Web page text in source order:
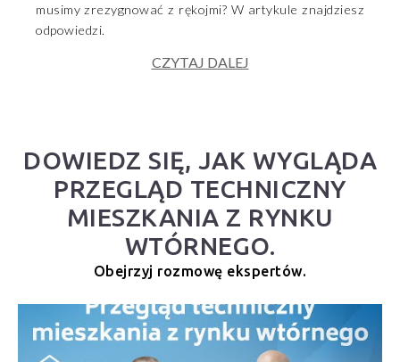
musimy zrezygnować z rękojmi? W artykule znajdziesz
odpowiedzi.
CZYTAJ DALEJ
DOWIEDZ SIĘ, JAK WYGLĄDA
PRZEGLĄD TECHNICZNY
MIESZKANIA Z RYNKU
WTÓRNEGO.
Obejrzyj rozmowę ekspertów.